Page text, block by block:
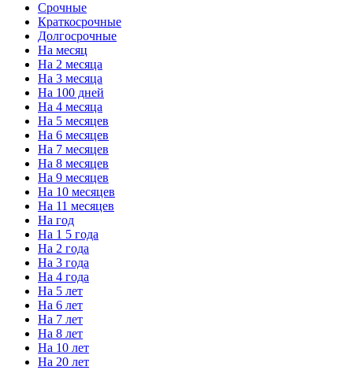
Срочные
Краткосрочные
Долгосрочные
На месяц
На 2 месяца
На 3 месяца
На 100 дней
На 4 месяца
На 5 месяцев
На 6 месяцев
На 7 месяцев
На 8 месяцев
На 9 месяцев
На 10 месяцев
На 11 месяцев
На год
На 1 5 года
На 2 года
На 3 года
На 4 года
На 5 лет
На 6 лет
На 7 лет
На 8 лет
На 10 лет
На 20 лет